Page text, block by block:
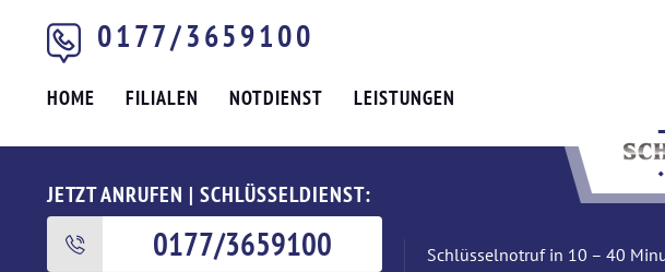
0177/3659100
HOME FILIALEN NOTDIENST LEISTUNGEN
JETZT ANRUFEN | SCHLÜSSELDIENST:
0177/3659100 Schlüsselnotruf in 10 – 40